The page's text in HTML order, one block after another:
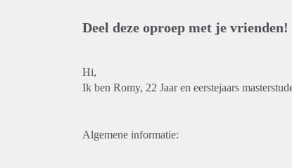
Deel deze oproep met je vrienden!
Hi,
Ik ben Romy, 22 Jaar en eerstejaars
Algemene informatie: